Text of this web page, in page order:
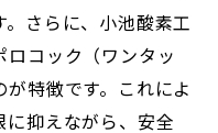
さらに、小池酸素工
コック（ワンタッ
特徴です。これによ
に抑えながら、安全